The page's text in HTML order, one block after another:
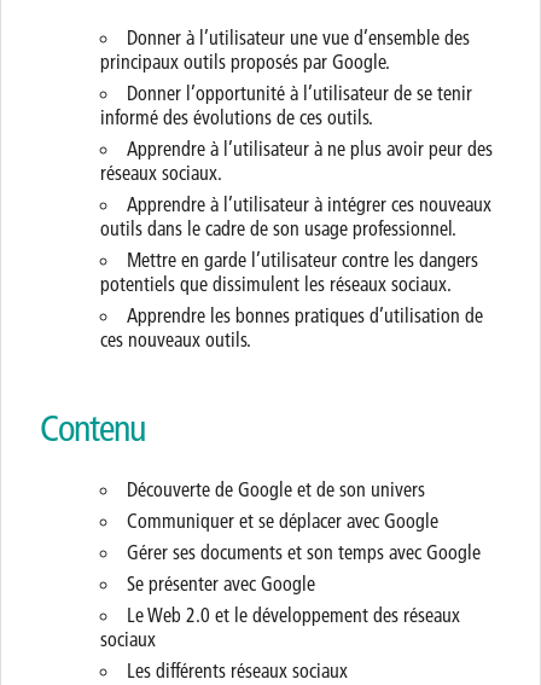
Donner à l’utilisateur une vue d’ensemble des
principaux outils proposés par Google.
Donner l’opportunité à l’utilisateur de se tenir
informé des évolutions de ces outils.
Apprendre à l’utilisateur à ne plus avoir peur des
réseaux sociaux.
Apprendre à l’utilisateur à intégrer ces nouveaux
outils dans le cadre de son usage professionnel.
Mettre en garde l’utilisateur contre les dangers
potentiels que dissimulent les réseaux sociaux.
Apprendre les bonnes pratiques d’utilisation de
ces nouveaux outils.
Contenu
Découverte de Google et de son univers
Communiquer et se déplacer avec Google
Gérer ses documents et son temps avec Google
Se présenter avec Google
Le Web 2.0 et le développement des réseaux
sociaux
Les différents réseaux sociaux